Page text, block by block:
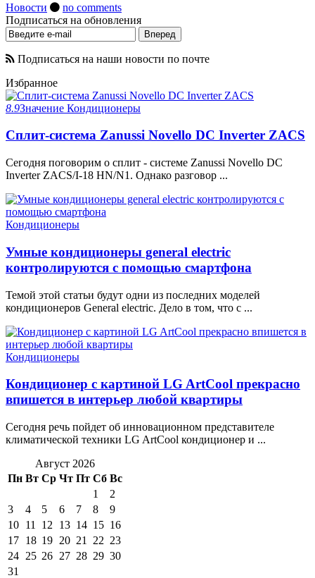
Новости
no comments
Подписаться на обновления
Подписаться на наши новости по почте
Избранное
8.9Значение Кондиционеры
Сплит-система Zanussi Novello DC Inverter ZACS
Сегодня поговорим о сплит - системе Zanussi Novello DC
Inverter ZACS/I-18 HN/N1. Однако разговор ...
Кондиционеры
Умные кондиционеры general electric
контролируются с помощью смартфона
Темой этой статьи будут одни из последних моделей
кондиционеров General electric. Дело в том, что с ...
Кондиционеры
Кондиционер с картиной LG ArtCool прекрасно
впишется в интерьер любой квартиры
Сегодня речь пойдет об инновационном представителе
климатической техники LG ArtCool кондиционер и ...
Август 2026
Пн Вт Ср Чт Пт Сб Вс
1
2
3
4 5 6 7 8
9
10 11 12 13 14 15 16
17 18 19 20 21 22 23
24 25 26 27 28 29 30
31